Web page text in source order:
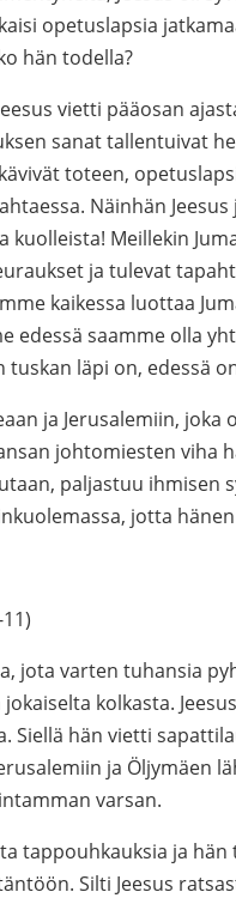
opetuslapsia
hän todella?
vietti pääosan
sanat tallentuivat
toteen,
Näinhän
kuolleista! Meillekin
ja tulevat
kaikessa luottaa
edessä saamme olla
tuskan läpi on, edessä
ja Jerusalemiin,
johtomiesten viha
paljastuu ihmisen
jotta
jota varten tuhansia
kolkasta.
Siellä hän vietti
ja Öljymäen
varsan.
tappouhkauksia ja
Silti Jeesus